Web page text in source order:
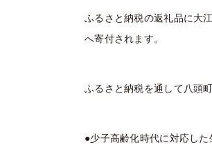
ふるさと納税の返礼品に大
へ寄付されます。
ふるさと納税を通して八頭
●少子高齢化時代に対応し